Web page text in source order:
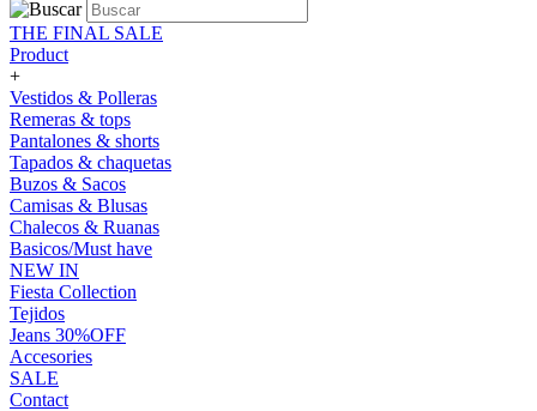
THE FINAL SALE
Product
+
Vestidos & Polleras
Remeras & tops
Pantalones & shorts
Tapados & chaquetas
Buzos & Sacos
Camisas & Blusas
Chalecos & Ruanas
Basicos/Must have
NEW IN
Fiesta Collection
Tejidos
Jeans 30%OFF
Accesories
SALE
Contact